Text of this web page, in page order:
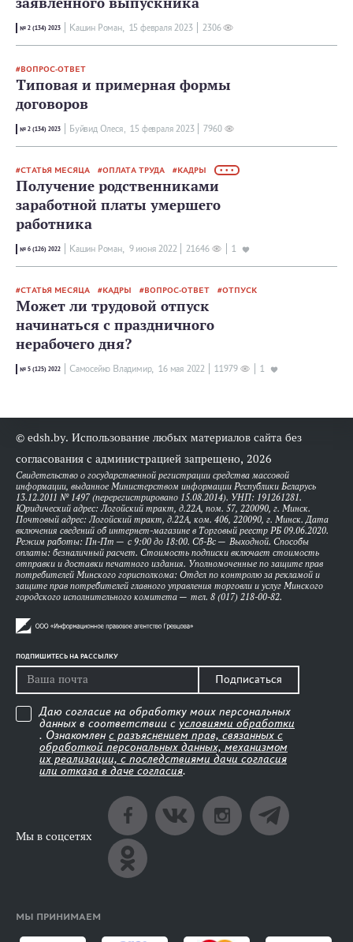
№ 2 (134) 2023 Кашин Роман, 15 февраля 2023 2306
ВОПРОС-ОТВЕТ
Типовая и примерная формы
договоров
№ 2 (134) 2023 Буйвид Олеся, 15 февраля 2023 7960
СТАТЬЯ МЕСЯЦА ОПЛАТА ТРУДА КАДРЫ • • •
Получение родственниками
заработной платы умершего
работника
№ 6 (126) 2022 Кашин Роман, 9 июня 2022 21646 1
СТАТЬЯ МЕСЯЦА КАДРЫ ВОПРОС-ОТВЕТ ОТПУСК
Может ли трудовой отпуск
начинаться с праздничного
нерабочего дня?
№ 5 (125) 2022 Самосейко Владимир, 16 мая 2022 11979 1
© edsh.by. Использование любых материалов сайта без
согласования с администрацией запрещено, 2026
Свидетельство о государственной регистрации средства массовой
информации, выданное Министерством информации Республики Беларусь
13.12.2011 № 1497 (перерегистрировано 15.08.2014). УНП: 191261281.
Юридический адрес: Логойский тракт, д.22А, пом. 57, 220090, г. Минск.
Почтовый адрес: Логойский тракт, д.22А, ком. 406, 220090, г. Минск. Дата
включения сведений об интернет-магазине в Торговый реестр РБ 09.06.2020.
Режим работы: Пн-Пт — с 9:00 до 18:00. Сб-Вс — Выходной. Способы
оплаты: безналичный расчет. Стоимость подписки включает стоимость
отправки и доставки печатного издания. Уполномоченные по защите прав
потребителей Минского горисполкома: Отдел по контролю за рекламой и
защите прав потребителей главного управления торговли и услуг Минского
городского исполнительного комитета — тел. 8 (017) 218-00-82.
ПОДПИШИТЕСЬ НА РАССЫЛКУ
Подписаться
Даю согласие на обработку моих персональных
данных в соответствии с условиями обработки
. Ознакомлен с разъяснением прав, связанных с
обработкой персональных данных, механизмом
их реализации, с последствиями дачи согласия
или отказа в даче согласия.
Мы в соцсетях
МЫ ПРИНИМАЕМ